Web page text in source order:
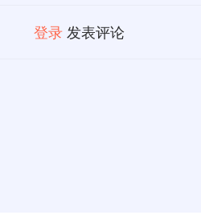
登录 发表评论